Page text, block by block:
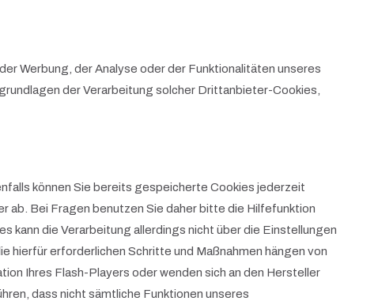
Werbung, der Analyse oder der Funktionalitäten unseres
der Verarbeitung solcher Drittanbieter-Cookies,
können Sie bereits gespeicherte Cookies jederzeit
ab. Bei Fragen benutzen Sie daher bitte die Hilfefunktion
kann die Verarbeitung allerdings nicht über die Einstellungen
hierfür erforderlichen Schritte und Maßnahmen hängen von
Ihres Flash-Players oder wenden sich an den Hersteller
dass nicht sämtliche Funktionen unseres